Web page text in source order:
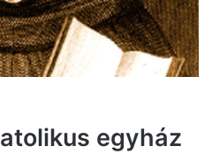
egyház